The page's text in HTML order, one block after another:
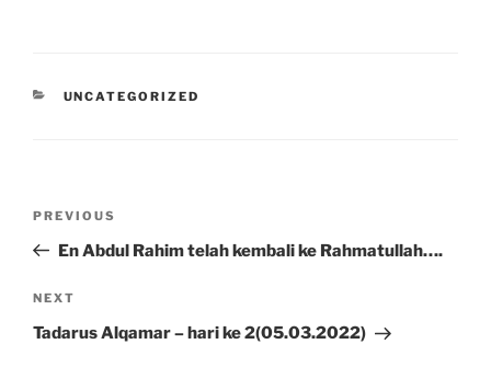
CATEGORIES
UNCATEGORIZED
Previous
Post
PREVIOUS
En Abdul Rahim telah kembali ke Rahmatullah….
Next
Post
NEXT
Tadarus Alqamar – hari ke 2(05.03.2022)